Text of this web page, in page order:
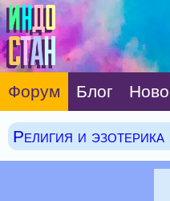
Форум Блог
Религия и эзотерика